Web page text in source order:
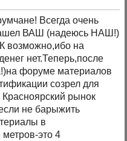
Всегда очень
ВАШ (надеюсь НАШ!)
возможно,ибо на
нет.Теперь,после
форуме материалов
созрел для
рынок
не барыжить
в
это 4